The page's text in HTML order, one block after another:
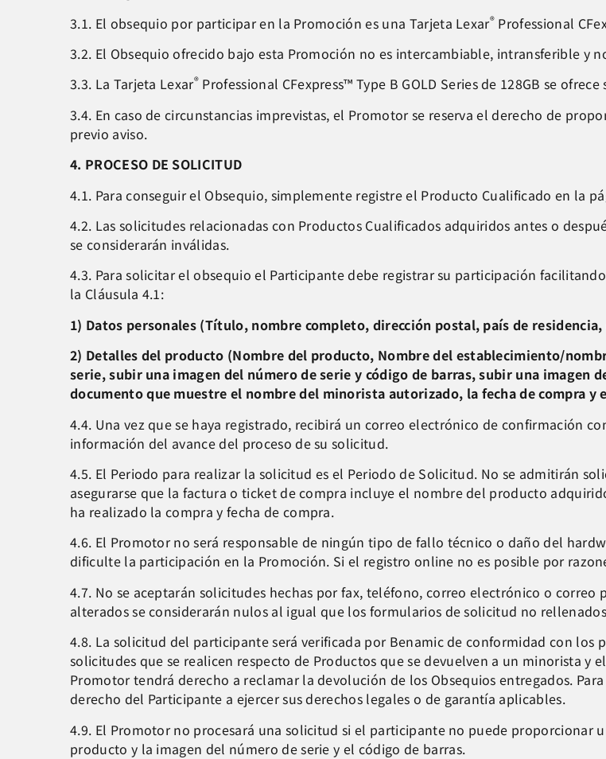
3.1. El obsequio por participar en la Promoción es una Tarjeta Lexar® Professional
3.2. El Obsequio ofrecido bajo esta Promoción no es intercambiable, intransferible y
3.3. La Tarjeta Lexar® Professional CFexpress™ Type B GOLD Series de 128GB se
3.4. En caso de circunstancias imprevistas, el Promotor se reserva el derecho de
previo aviso.
4. PROCESO DE SOLICITUD
4.1. Para conseguir el Obsequio, simplemente registre el Producto Cualificado en la
4.2. Las solicitudes relacionadas con Productos Cualificados adquiridos antes o
se considerarán inválidas.
4.3. Para solicitar el obsequio el Participante debe registrar su participación
la Cláusula 4.1:
1) Datos personales (Título, nombre completo, dirección postal, país de
2) Detalles del producto (Nombre del producto, Nombre del establecimiento/
serie, subir una imagen del número de serie y código de barras, subir una imagen
documento que muestre el nombre del minorista autorizado, la fecha de compra y
4.4. Una vez que se haya registrado, recibirá un correo electrónico de confirmación
información del avance del proceso de su solicitud.
4.5. El Periodo para realizar la solicitud es el Periodo de Solicitud. No se admitirán
asegurarse que la factura o ticket de compra incluye el nombre del producto
ha realizado la compra y fecha de compra.
4.6. El Promotor no será responsable de ningún tipo de fallo técnico o daño del
dificulte la participación en la Promoción. Si el registro online no es posible por
4.7. No se aceptarán solicitudes hechas por fax, teléfono, correo electrónico o
alterados se considerarán nulos al igual que los formularios de solicitud no
4.8. La solicitud del participante será verificada por Benamic de conformidad con los
solicitudes que se realicen respecto de Productos que se devuelven a un minorista
Promotor tendrá derecho a reclamar la devolución de los Obsequios entregados.
derecho del Participante a ejercer sus derechos legales o de garantía aplicables.
4.9. El Promotor no procesará una solicitud si el participante no puede proporcionar
producto y la imagen del número de serie y el código de barras.